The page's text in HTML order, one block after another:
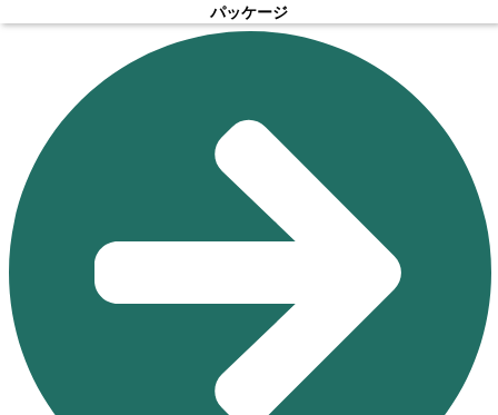
パッケージ